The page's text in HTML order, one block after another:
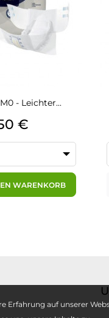
Erfahrung auf unserer
- Leichter...
€
WARENKORB